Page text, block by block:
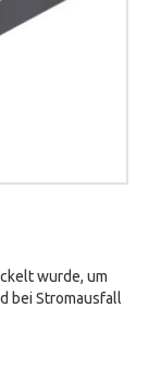
wurde, um
bei Stromausfall